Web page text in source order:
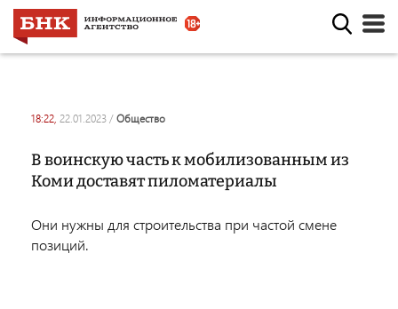
18:22, 22.01.2023 / общество
В воинскую часть к мобилизованным из
Коми доставят пиломатериалы
Они нужны для строительства при частой смене
позиций.